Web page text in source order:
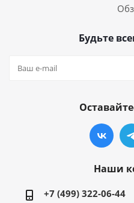
Будьте
Наши
+7 (499) 322-06-44